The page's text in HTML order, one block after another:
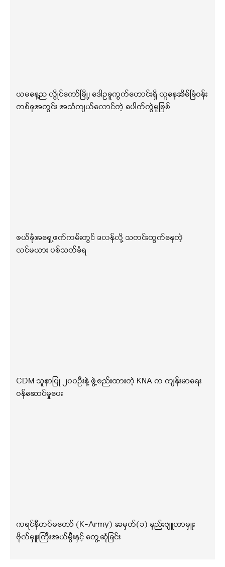
ယမနေ့ည လွိုင်ကော်မြို့၊ ဒေါဥခူကွက်ဟောင်းရှိ လူနေအိမ်ခြံဝန်း
တစ်ခုအတွင်း အသံကျယ်လောင်တဲ့ ပေါက်ကွဲမှုဖြစ်
ဖယ်ခုံအရှေ့ဖက်ကမ်းတွင် ဒလန်လို့ သတင်းထွက်နေတဲ့
လင်မယား ပစ်သတ်ခံရ
CDM သူနာပြု ၂၀၀ဦးနဲ့ ဖွဲ့စည်းထားတဲ့ KNA က ကျန်းမာရေး
ဝန်ဆောင်မှုပေး
ကရင်နီတပ်မတော် (K-Army) အမှတ်(၁) နည်းဗျူဟာမှူး
ဗိုလ်မှူးကြီးအယ်မွီးနှင့် တွေ့ဆုံခြင်း